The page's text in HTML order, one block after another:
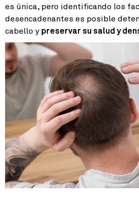
es única, pero identificando los
desencadenantes es posible
cabello y preservar su salud y